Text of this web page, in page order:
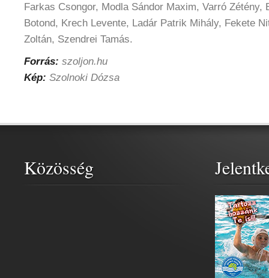
Farkas Csongor, Modla Sándor Maxim, Varró Zétény,
Botond, Krech Levente, Ladár Patrik Mihály, Fekete
Zoltán, Szendrei Tamás.
Forrás: szoljon.hu
Kép: Szolnoki Dózsa
Közösség